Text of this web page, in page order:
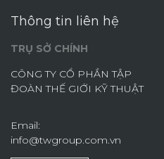
Thông tin liên hệ
TRỤ SỞ CHÍNH
CÔNG TY CỔ PHẦN TẬP
ĐOÀN THẾ GIỚI KỸ THUẬT
Email:
info@twgroup.com.vn